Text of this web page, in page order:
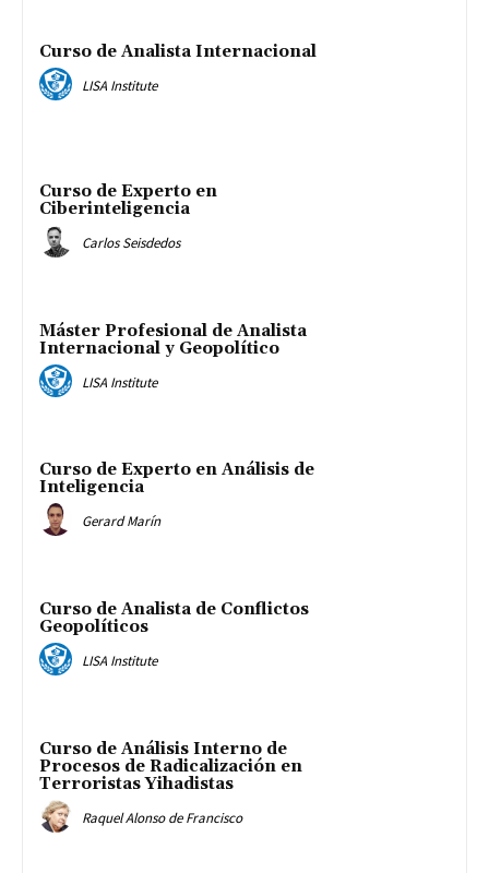
Curso de Analista Internacional
LISA Institute
Curso de Experto en
Ciberinteligencia
Carlos Seisdedos
Máster Profesional de Analista
Internacional y Geopolítico
LISA Institute
Curso de Experto en Análisis de
Inteligencia
Gerard Marín
Curso de Analista de Conflictos
Geopolíticos
LISA Institute
Curso de Análisis Interno de
Procesos de Radicalización en
Terroristas Yihadistas
Raquel Alonso de Francisco